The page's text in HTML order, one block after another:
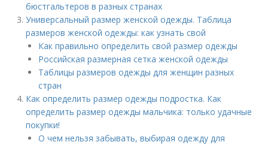
бюстгальтеров в разных странах
Универсальный размер женской одежды. Таблица
размеров женской одежды: как узнать свой
Как правильно определить свой размер одежды
Российская размерная сетка женской одежды
Таблицы размеров одежды для женщин разных
стран
Как определить размер одежды подростка. Как
определить размер одежды мальчика: только удачные
покупки!
О чем нельзя забывать, выбирая одежду для